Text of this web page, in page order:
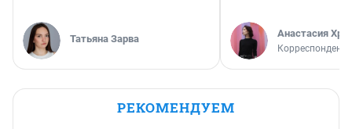
Татьяна Зарва Анастасия
Корреспондент
РЕКОМЕНДУЕМ